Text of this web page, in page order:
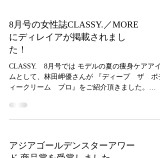
8月号の女性誌CLASSY.／MORE
にディレイアが掲載されまし
た！
CLASSY. 8月号では モデルの夏の痩身ケアアイ
ムとして、林田岬優さんが 『ディープ ザ ボ
ィークリーム プロ』をご紹介頂きました。
崎萌香さんが 『ディレイア ステム マスク
ソーム』をご紹介頂きました。...
アジアゴールデンスターアワー